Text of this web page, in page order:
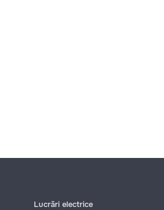
Lucrări electrice